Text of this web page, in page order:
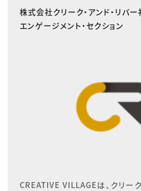
株式会社クリーク・アンド・リバー
エンゲージメント・セクション
CREATIVE VILLAGEは、クリー